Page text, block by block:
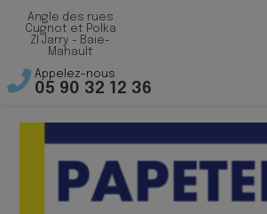
Angle des rues
Cugnot et Polka
ZI Jarry - Baie-
Mahault
Appelez-nous
05 90 32 12 36